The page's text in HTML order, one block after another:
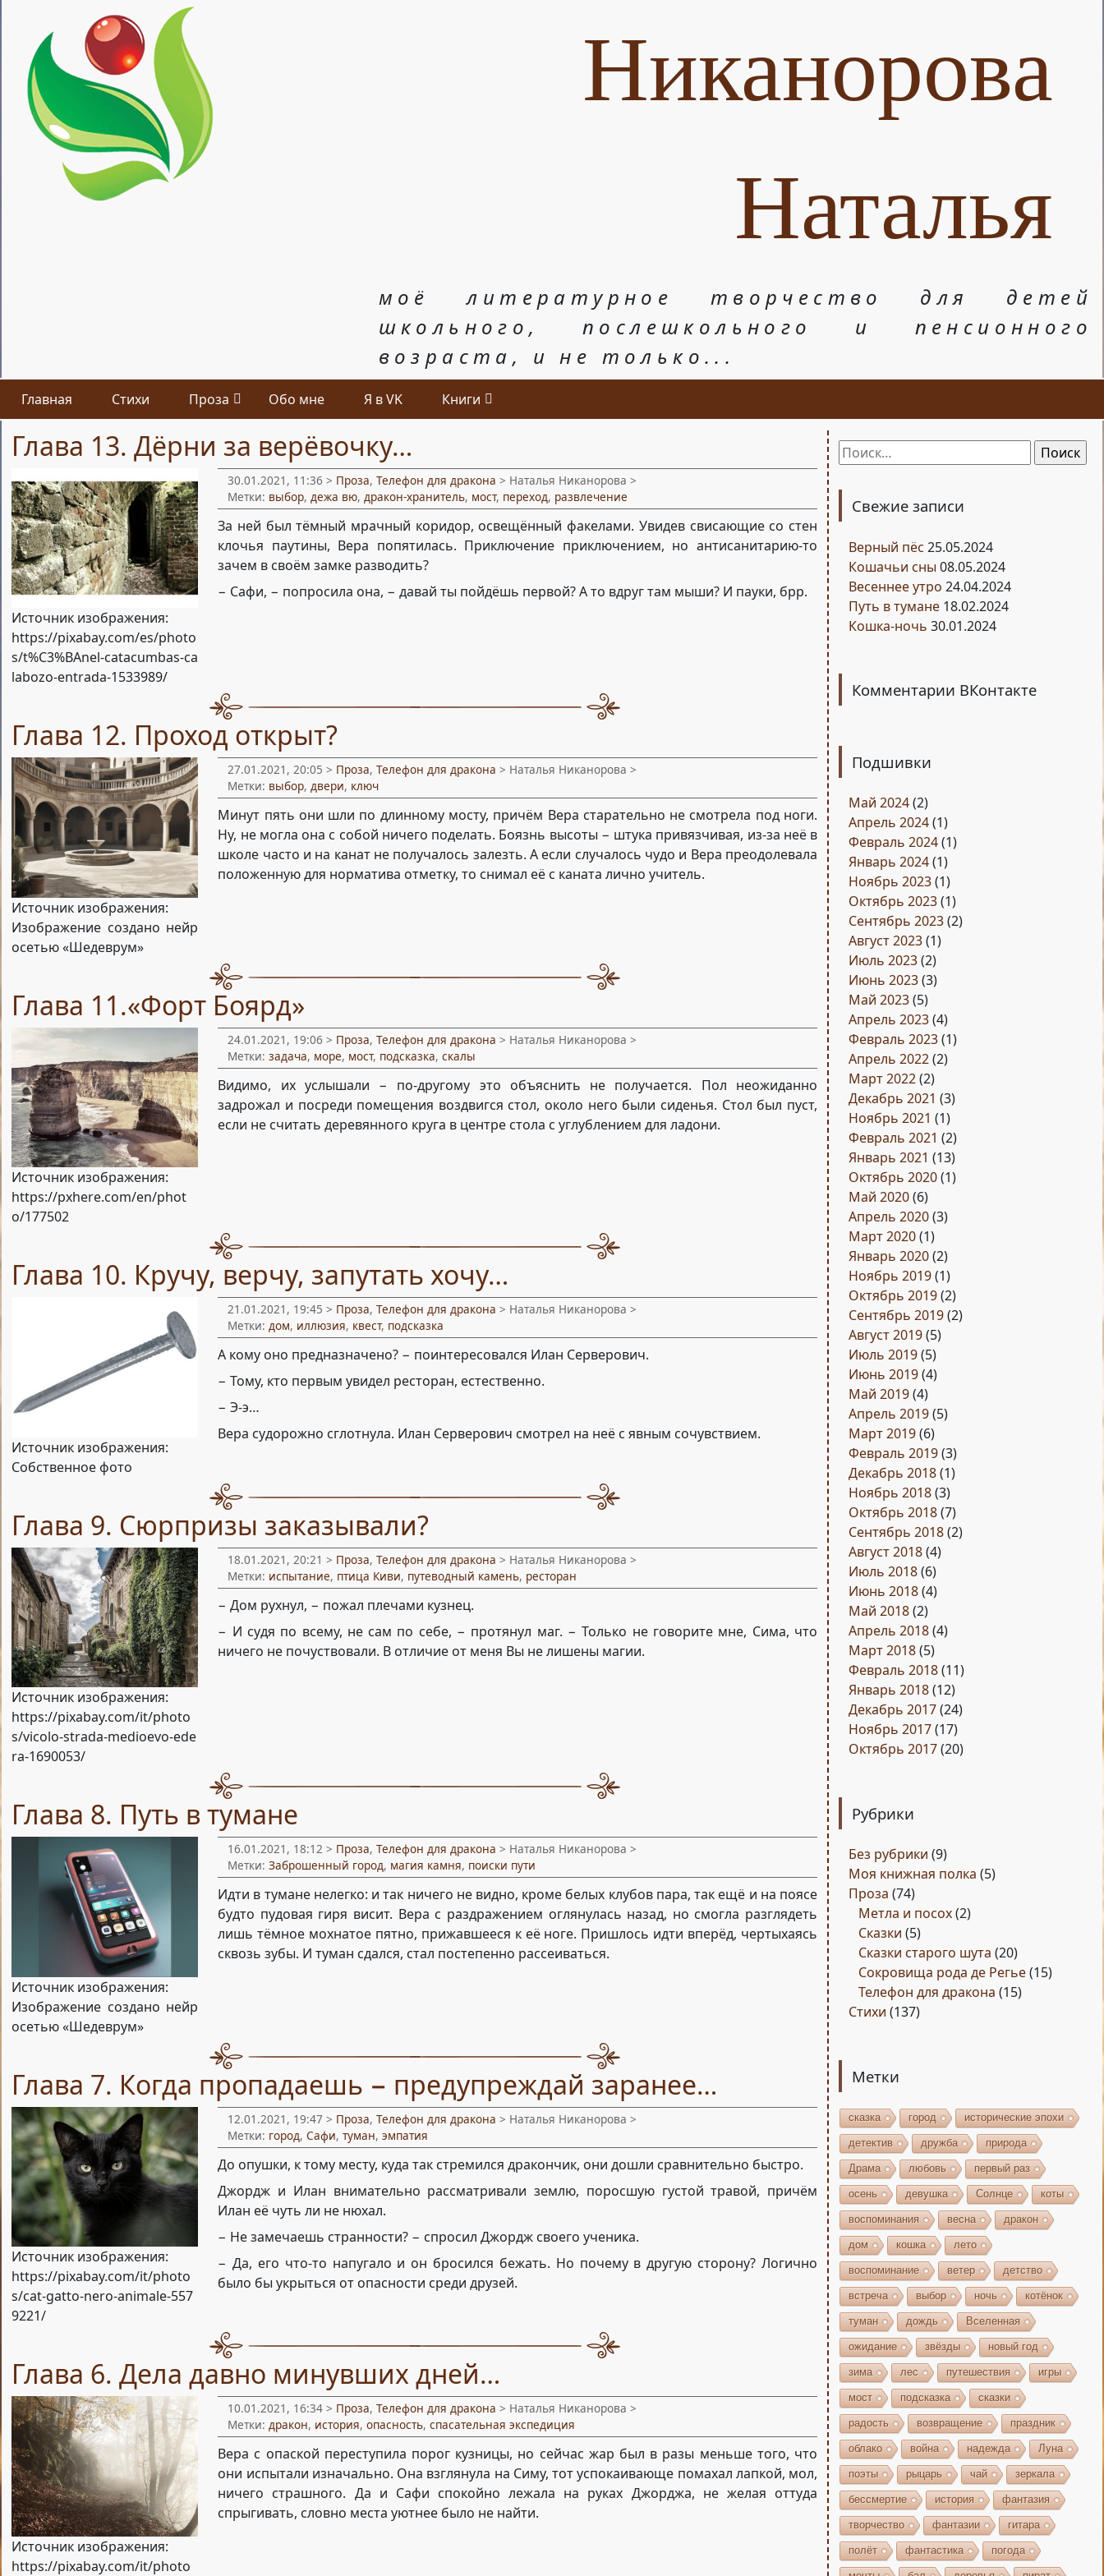
Никанорова
Наталья
моё литературное творчество для детей
школьного, послешкольного и пенсионного
возраста, и не только...
Главная Стихи Проза Обо мне Я в VK Книги
Глава 13. Дёрни за верёвочку…
Источник изображения:
https://pixabay.com/es/photo
s/t%C3%BAnel-catacumbas-ca
labozo-entrada-1533989/
30.01.2021, 11:36 > Проза,Телефон для дракона > Наталья Никанорова >
Метки: выбор,дежа вю,дракон-хранитель, мост, переход, развлечение
За ней был тёмный мрачный коридор, освещённый факелами. Увидев свисающие со стен
клочья паутины, Вера попятилась. Приключение приключением, но антисанитарию-то
зачем в своём замке разводить?
− Сафи, − попросила она, − давай ты пойдёшь первой? А то вдруг там мыши? И пауки, брр.
Глава 12. Проход открыт?
Источник изображения:
Изображение создано нейр
осетью «Шедеврум»
27.01.2021, 20:05 > Проза,Телефон для дракона > Наталья Никанорова >
Метки: выбор,двери, ключ
Минут пять они шли по длинному мосту, причём Вера старательно не смотрела под ноги.
Ну, не могла она с собой ничего поделать. Боязнь высоты − штука привязчивая, из-за неё в
школе часто и на канат не получалось залезть. А если случалось чудо и Вера преодолевала
положенную для норматива отметку, то снимал её с каната лично учитель.
Глава 11.«Форт Боярд»
Источник изображения:
https://pxhere.com/en/phot
o/177502
24.01.2021, 19:06 > Проза,Телефон для дракона > Наталья Никанорова >
Метки:задача, море, мост, подсказка,скалы
Видимо, их услышали − по-другому это объяснить не получается. Пол неожиданно
задрожал и посреди помещения воздвигся стол, около него были сиденья. Стол был пуст,
если не считать деревянного круга в центре стола с углублением для ладони.
Глава 10. Кручу, верчу, запутать хочу…
Источник изображения:
Собственное фото
21.01.2021, 19:45 > Проза,Телефон для дракона > Наталья Никанорова >
Метки:дом, иллюзия, квест, подсказка
А кому оно предназначено? − поинтересовался Илан Серверович.
− Тому, кто первым увидел ресторан, естественно.
− Э-э…
Вера судорожно сглотнула. Илан Серверович смотрел на неё с явным сочувствием.
Глава 9. Сюрпризы заказывали?
Источник изображения:
https://pixabay.com/it/photo
s/vicolo-strada-medioevo-ede
ra-1690053/
18.01.2021, 20:21 > Проза,Телефон для дракона > Наталья Никанорова >
Метки: испытание, птица Киви, путеводный камень, ресторан
− Дом рухнул, − пожал плечами кузнец.
− И судя по всему, не сам по себе, − протянул маг. − Только не говорите мне, Сима, что
ничего не почуствовали. В отличие от меня Вы не лишены магии.
Глава 8. Путь в тумане
Источник изображения:
Изображение создано нейр
осетью «Шедеврум»
16.01.2021, 18:12 > Проза,Телефон для дракона > Наталья Никанорова >
Метки:Заброшенный город, магия камня, поиски пути
Идти в тумане нелегко: и так ничего не видно, кроме белых клубов пара, так ещё и на поясе
будто пудовая гиря висит. Вера с раздражением оглянулась назад, но смогла разглядеть
лишь тёмное мохнатое пятно, прижавшееся к её ноге. Пришлось идти вперёд, чертыхаясь
сквозь зубы. И туман сдался, стал постепенно рассеиваться.
Глава 7. Когда пропадаешь − предупреждай заранее…
Источник изображения:
https://pixabay.com/it/photo
s/cat-gatto-nero-animale-557
9221/
12.01.2021, 19:47 > Проза,Телефон для дракона > Наталья Никанорова >
Метки: город,Сафи,туман,эмпатия
До опушки, к тому месту, куда так стремился дракончик, они дошли сравнительно быстро.
Джордж и Илан внимательно рассматривали землю, поросшую густой травой, причём
Илан её чуть ли не нюхал.
− Не замечаешь странности? − спросил Джордж своего ученика.
− Да, его что-то напугало и он бросился бежать. Но почему в другую сторону? Логично
было бы укрыться от опасности среди друзей.
Глава 6. Дела давно минувших дней…
Источник изображения:
https://pixabay.com/it/photo
10.01.2021, 16:34 > Проза,Телефон для дракона > Наталья Никанорова >
Метки:дракон, история,опасность,спасательная экспедиция
Вера с опаской переступила порог кузницы, но сейчас жар был в разы меньше того, что
они испытали изначально. Она взглянула на Симу, тот успокаивающе помахал лапкой, мол,
ничего страшного. Да и Сафи спокойно лежала на руках Джорджа, не желая оттуда
спрыгивать, словно места уютнее было не найти.
Найти:
Свежие записи
Верный пёс 25.05.2024
Кошачьи сны 08.05.2024
Весеннее утро 24.04.2024
Путь в тумане 18.02.2024
Кошка-ночь 30.01.2024
Комментарии ВКонтакте
Подшивки
Май 2024(2)
Апрель 2024(1)
Февраль 2024(1)
Январь 2024(1)
Ноябрь 2023(1)
Октябрь 2023(1)
Сентябрь 2023(2)
Август 2023(1)
Июль 2023(2)
Июнь 2023(3)
Май 2023(5)
Апрель 2023(4)
Февраль 2023(1)
Апрель 2022(2)
Март 2022(2)
Декабрь 2021 (3)
Ноябрь 2021 (1)
Февраль 2021 (2)
Январь 2021 (13)
Октябрь 2020(1)
Май 2020(6)
Апрель 2020(3)
Март 2020(1)
Январь 2020(2)
Ноябрь 2019(1)
Октябрь 2019(2)
Сентябрь 2019(2)
Август 2019(5)
Июль 2019(5)
Июнь 2019(4)
Май 2019(4)
Апрель 2019(5)
Март 2019(6)
Февраль 2019(3)
Декабрь 2018(1)
Ноябрь 2018(3)
Октябрь 2018(7)
Сентябрь 2018(2)
Август 2018(4)
Июль 2018(6)
Июнь 2018(4)
Май 2018(2)
Апрель 2018(4)
Март 2018(5)
Февраль 2018(11)
Январь 2018(12)
Декабрь 2017(24)
Ноябрь 2017(17)
Октябрь 2017(20)
Рубрики
Без рубрики (9)
Моя книжная полка (5)
Проза (74)
Метла и посох(2)
Сказки (5)
Сказки старого шута (20)
Сокровища рода де Регье(15)
Телефон для дракона (15)
Стихи (137)
Метки
сказка город исторические эпохи
детектив дружба природа
Драма любовь первый раз
осень девушка Солнце коты
воспоминания весна дракон
дом кошка лето
воспоминание ветер детство
встреча выбор ночь котёнок
туман дождь Вселенная
ожидание звёзды новый год
зима лес путешествия игры
мост подсказка сказки
радость возвращение праздник
облако война надежда Луна
поэты рыцарь чай зеркала
бессмертие история фантазия
творчество фантазии гитара
полёт фантастика погода